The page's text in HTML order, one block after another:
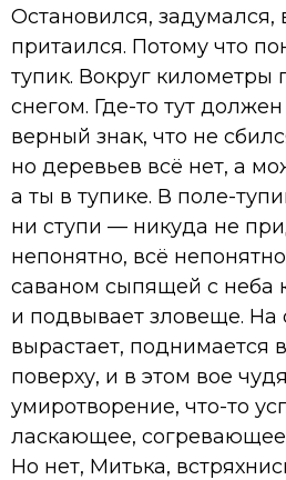
Остановился, задумался,
притаился. Потому что
тупик. Вокруг километры
снегом. Где-то тут
верный знак, что не
но деревьев всё нет, а
а ты в тупике. В поле-
ни ступи — никуда не
непонятно, всё
саваном сыпящей с неба
и подвывает зловеще. На
вырастает, поднимается
поверху, и в этом вое
умиротворение, что-то
ласкающее,
Но нет, Митька,